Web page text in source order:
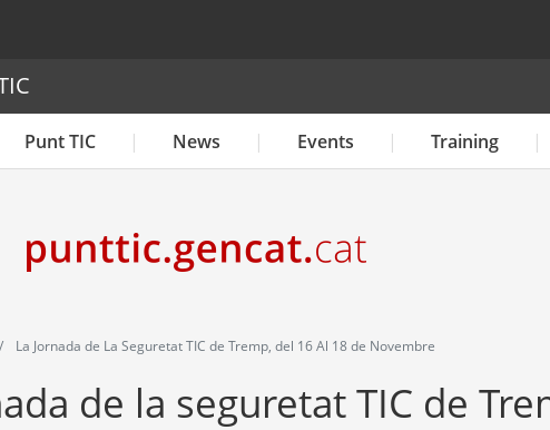
Punt TIC News Events Training
La Jornada de La Seguretat TIC de Tremp, del 16 Al 18 de Novembre
de la seguretat TIC de